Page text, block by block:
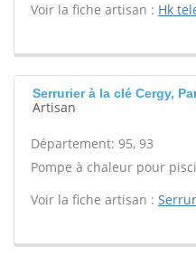
Voir la fiche artisan : Hk
Serrurier à la clé Cergy,
Artisan
Département: 95, 93
Pompe à chaleur pour
Voir la fiche artisan :